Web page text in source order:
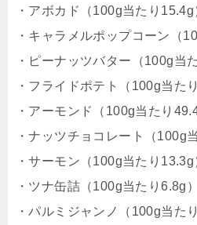
・アボカド（100g当たり15.4g
・キャラメルポップコーン（
・ピーナッツバター（100g当
・フライドポテト（100g当た
・アーモンド（100g当たり
・ナッツチョコレート（100g
・サーモン（100g当たり13.3g
・ツナ缶詰（100g当たり6.8g）
・パルミジャンノ（100g当た